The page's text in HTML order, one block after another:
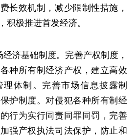
长效机制，减少限制性措施，
极推进首发经济。
经济基础制度。完善产权制度，
种所有制经济产权，建立高效
体制。完善市场信息披露制
护制度。对侵犯各种所有制经
行为实行同责同罪同罚，完善
强产权执法司法保护，防止和